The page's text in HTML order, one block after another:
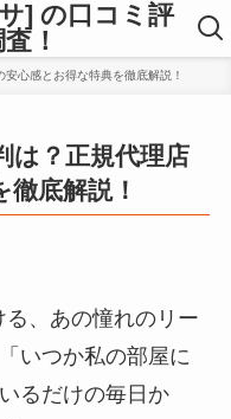
] の口コミ評
！
心感とお得な特典を徹底解説！
は？正規代理店
底解説！
、あの憧れのリー
いつか私の部屋に
るだけの毎日か